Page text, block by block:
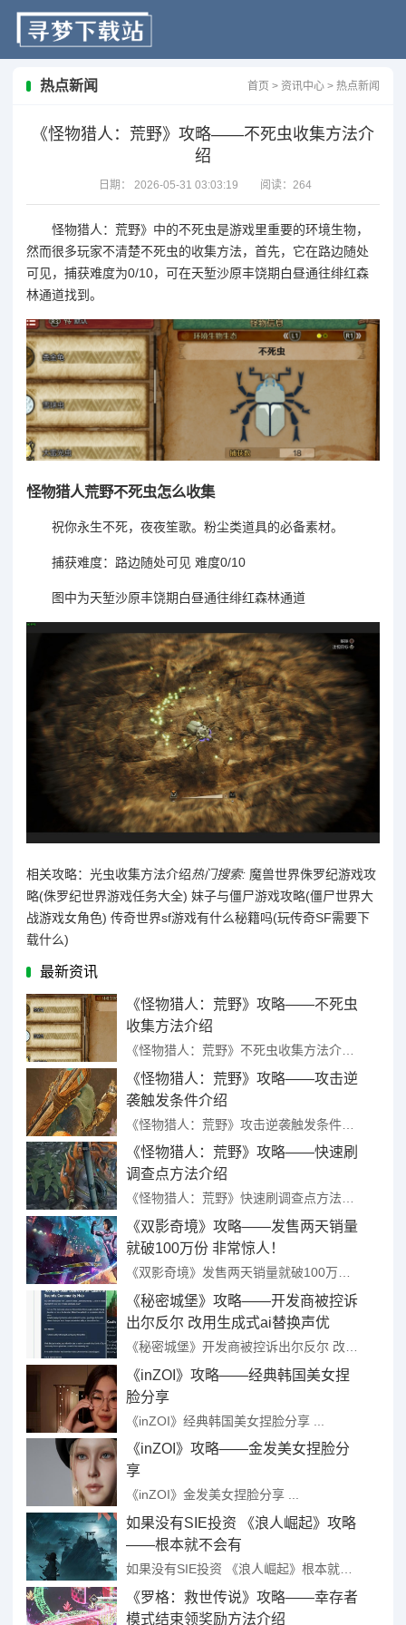
热点新闻 首页 > 资讯中心 > 热点新闻
《怪物猎人：荒野》攻略——不死虫收集方法介
绍
日期： 2026-05-31 03:03:19 阅读： 264
怪物猎人：荒野》中的不死虫是游戏里重要的环境生物，
然而很多玩家不清楚不死虫的收集方法，首先，它在路边随处
可见，捕获难度为0/10，可在天堑沙原丰饶期白昼通往绯红森
林通道找到。
怪物猎人荒野不死虫怎么收集
祝你永生不死，夜夜笙歌。粉尘类道具的必备素材。
捕获难度：路边随处可见 难度0/10
图中为天堑沙原丰饶期白昼通往绯红森林通道
相关攻略：光虫收集方法介绍热门搜索: 魔兽世界侏罗纪游戏攻
略(侏罗纪世界游戏任务大全) 妹子与僵尸游戏攻略(僵尸世界大
战游戏女角色) 传奇世界sf游戏有什么秘籍吗(玩传奇SF需要下
载什么)
最新资讯
《怪物猎人：荒野》攻略——不死虫
收集方法介绍
《怪物猎人：荒野》攻略——攻击逆
袭触发条件介绍
《怪物猎人：荒野》攻略——快速刷
调查点方法介绍
《怪物猎人：荒野》快速刷调查点方法介绍 ...
《双影奇境》攻略——发售两天销量
就破100万份 非常惊人！
《秘密城堡》攻略——开发商被控诉
出尔反尔 改用生成式ai替换声优
《inZOI》攻略——经典韩国美女捏
脸分享
《inZOI》经典韩国美女捏脸分享 ...
《inZOI》攻略——金发美女捏脸分
享
《inZOI》金发美女捏脸分享 ...
如果没有SIE投资 《浪人崛起》攻略
——根本就不会有
如果没有SIE投资 《浪人崛起》根本就不会有 ...
《罗格：救世传说》攻略——幸存者
模式结束领奖励方法介绍